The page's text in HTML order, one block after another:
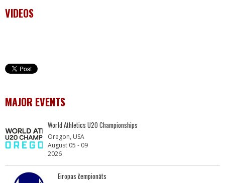
VIDEOS
MAJOR EVENTS
World Athletics U20 Championships
Oregon, USA
August 05 - 09
2026
Eiropas čempionāts